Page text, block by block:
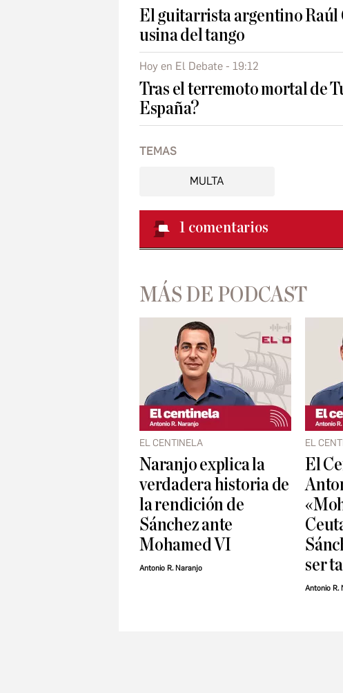
El guitarrista argentino
usina del tango
Hoy en El Debate - 19:12
Tras el terremoto mortal de
España?
TEMAS
MULTA
1 comentarios
MÁS DE PODCAST
EL CENTINELA
Naranjo explica la
verdadera historia de
la rendición de
Sánchez ante
Mohamed VI
Antonio R. Naranjo
EL
El
ser
Antonio R.